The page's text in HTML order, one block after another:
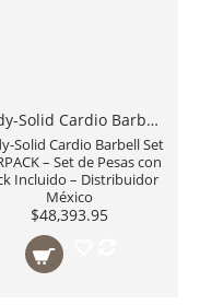
Body-Solid Cardio Barbell Set GCRPACK – Set de Pesas con Rack Incluido – Distribuidor México
Solid Cardio Barbell Set
– Set de Pesas con
Incluido – Distribuidor
México
$48,393.95